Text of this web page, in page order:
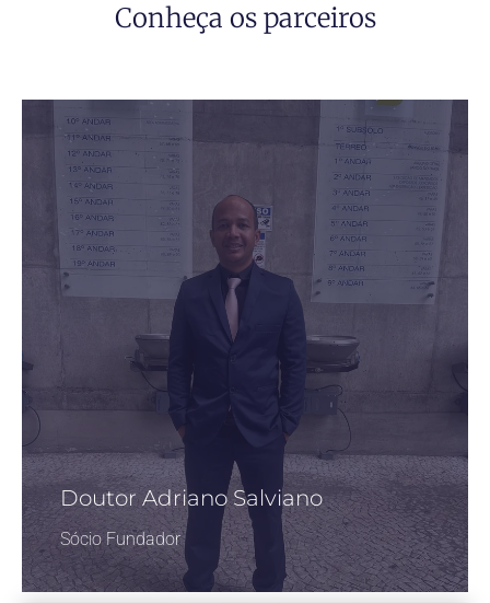
Conheça os parceiros
Doutor Adriano Salviano
Sócio Fundador